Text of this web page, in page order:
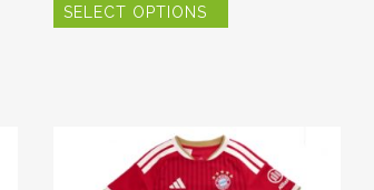
SELECT OPTIONS
kan
gekozen